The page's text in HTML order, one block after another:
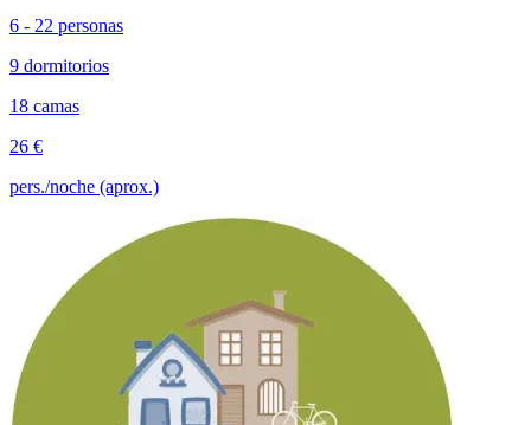
6 - 22 personas
9 dormitorios
18 camas
26 €
pers./noche (aprox.)